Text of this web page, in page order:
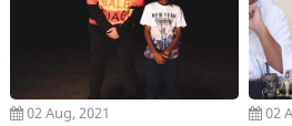
02 Aug, 2021 02